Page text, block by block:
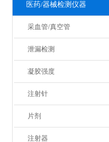
医药/器械检测仪器
采血管/真空管
泄漏检测
凝胶强度
注射针
片剂
注射器